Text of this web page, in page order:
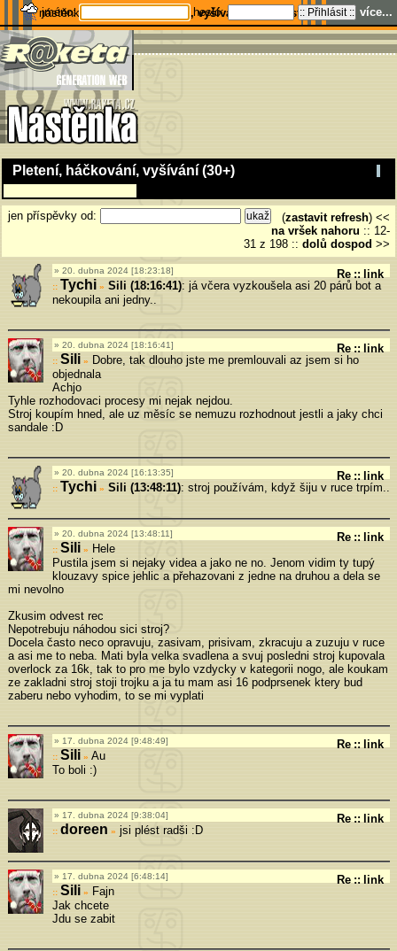
nástěnka Pletení, háčkování, vyšívání (30+) stats---home
jméno: heslo: více...
Pletení, háčkování, vyšívání (30+)
jen příspěvky od: (zastavit refresh) <<
na vršek nahoru :: 12-
31 z 198 :: dolů dospod >>
20. dubna 2024 [18:23:18] Re :: link
Tychi » Sili (18:16:41): já včera vyzkoušela asi 20 párů bot a
nekoupila ani jedny..
20. dubna 2024 [18:16:41] Re :: link
Sili »
Dobre, tak dlouho jste me premlouvali az jsem si ho
objednala
Achjo
Tyhle rozhodovaci procesy mi nejak nejdou.
Stroj koupím hned, ale uz měsíc se nemuzu rozhodnout jestli a jaky chci
sandale :D
20. dubna 2024 [16:13:35] Re :: link
Tychi » Sili (13:48:11): stroj používám, když šiju v ruce trpím..
20. dubna 2024 [13:48:11] Re :: link
Sili »
Hele
Pustila jsem si nejaky videa a jako ne no. Jenom vidim ty tupý
klouzavy spice jehlic a přehazovani z jedne na druhou a dela se
mi nevolno
Zkusim odvest rec
Nepotrebuju náhodou sici stroj?
Docela často neco opravuju, zasivam, prisivam, zkracuju a zuzuju v ruce
a asi me to neba. Mati byla velka svadlena a svuj posledni stroj kupovala
overlock za 16k, tak to pro me bylo vzdycky v kategorii nogo, ale koukam
ze zakladni stroj stoji trojku a ja tu mam asi 16 podprsenek ktery bud
zaberu nebo vyhodim, to se mi vyplati
17. dubna 2024 [9:48:49] Re :: link
Sili » Au
To boli :)
17. dubna 2024 [9:38:04] Re :: link
doreen » jsi plést radši :D
17. dubna 2024 [6:48:14] Re :: link
Sili »
Fajn
Jak chcete
Jdu se zabit